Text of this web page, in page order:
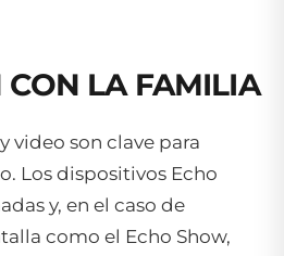
CON LA FAMILIA
video son clave para
Los dispositivos Echo
y, en el caso de
como el Echo Show,